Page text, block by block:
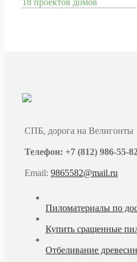
18 проектов домов
СПБ, дорога на Велигонты
Телефон: +7 (812) 986-55-
Email: 9865582@mail.ru
Пиломатериалы по
Купить сращенные
Отбеливание